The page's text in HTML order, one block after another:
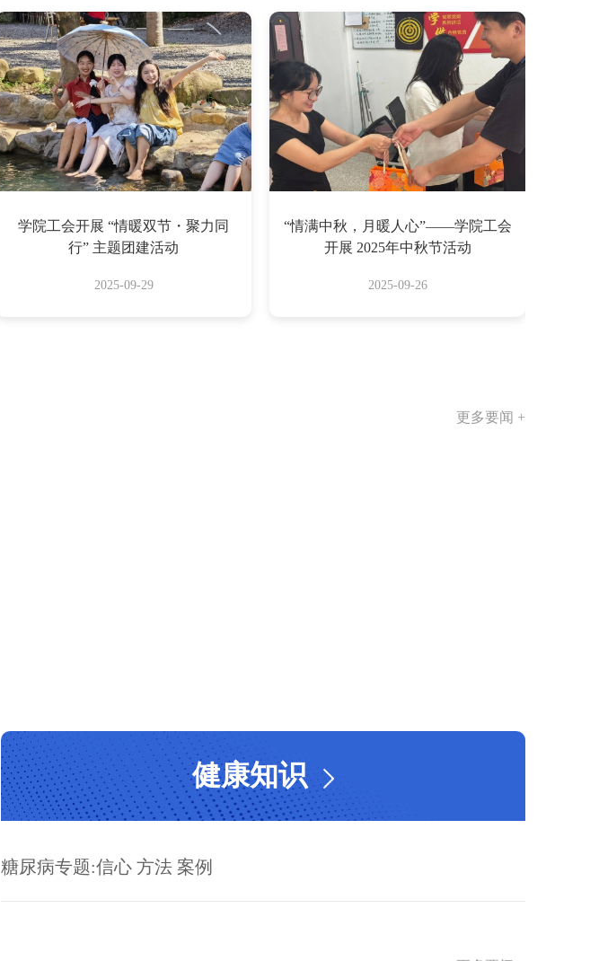
学院工会开展 “情暖双节・聚力同
行” 主题团建活动
2025-09-29
“情满中秋，月暖人心”——学院工会
开展 2025年中秋节活动
2025-09-26
更多要闻 +
健康知识
糖尿病专题:信心 方法 案例